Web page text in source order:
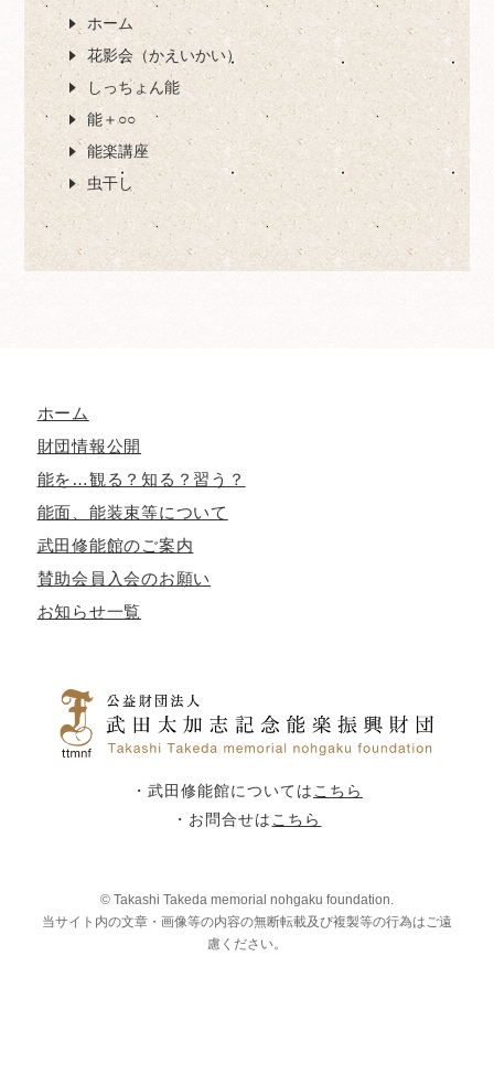
ホーム
花影会（かえいかい）
しっちょん能
能＋○○
能楽講座
虫干し
ホーム
財団情報公開
能を…観る？知る？習う？
能面、能装束等について
武田修能館のご案内
賛助会員入会のお願い
お知らせ一覧
・武田修能館についてはこちら
・お問合せはこちら
© Takashi Takeda memorial nohgaku foundation.
当サイト内の文章・画像等の内容の無断転載及び複製等の行為はご遠
慮ください。